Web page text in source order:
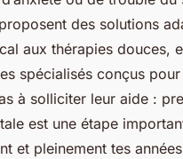
des solutions
aux thérapies douces,
spécialisés conçus
à solliciter leur aide :
est une étape
et pleinement tes